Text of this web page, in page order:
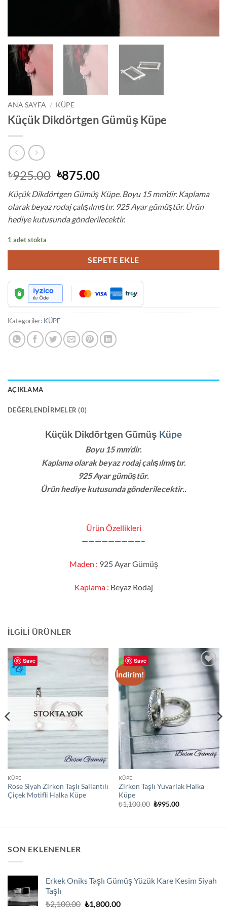
ANA SAYFA / KÜPE
Küçük Dikdörtgen Gümüş Küpe
₺925.00 Orijinal
₺925.00.
₺875.00Şu
fiyat:
₺875.00.
Küçük Dikdörtgen Gümüş Küpe. Boyu 15 mm’dir. Kaplama
olarak beyaz rodaj çalışılmıştır. 925 Ayar gümüştür. Ürün
hediye kutusunda gönderilecektir.
1 adet stokta
SEPETE EKLE
Kategoriler: KÜPE
AÇIKLAMA
DEĞERLENDIRMELER (0)
Küçük Dikdörtgen Gümüş Küpe
Boyu 15 mm’dir.
Kaplama olarak beyaz rodaj çalışılmıştır.
925 Ayar gümüştür.
Ürün hediye kutusunda gönderilecektir..
Ürün Özellikleri
—————————–
Maden : 925 Ayar Gümüş
Kaplama : Beyaz Rodaj
İLGILI ÜRÜNLER
Save
STOKTA YOK
KÜPE
Rose Siyah Zirkon Taşlı Sallantılı
Çiçek Motifli Halka Küpe
Save
İndirim!
Add to
wishlist
KÜPE
Zirkon Taşlı Yuvarlak Halka
Küpe
₺1,100.00 Orijinal
₺995.00Şu
SON EKLENENLER
Erkek Oniks Taşlı Gümüş Yüzük Kare Kesim Siyah
Taşlı
₺2,100.00 Orijinal
₺1,800.00Şu